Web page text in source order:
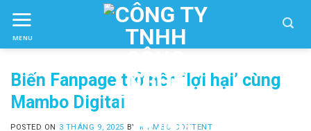
ctent
MENU
Biến Fanpage trở nên ‘lợi hại’ cùng
Mambo Digital
POSTED ON 3 THÁNG 9, 2025 BY MAMBO CONTENT